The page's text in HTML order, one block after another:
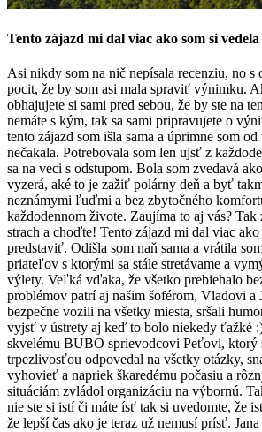
Tento zájazd mi dal viac ako som si
Asi nikdy som na nič nepísala recenziu, no s
pocit, že by som asi mala spraviť výnimku.
obhajujete si sami pred sebou, že by ste na
nemáte s kým, tak sa sami pripravujete o
tento zájazd som išla sama a úprimne som
nečakala. Potrebovala som len ujsť z
sa na veci s odstupom. Bola som zvedavá
vyzerá, aké to je zažiť polárny deň a byť
neznámymi ľuďmi a bez zbytočného
každodennom živote. Zaujíma to aj vás? Tak
strach a choďte! Tento zájazd mi dal viac
predstaviť. Odišla som naň sama a vrátila
priateľov s ktorými sa stále stretávame a
výlety. Veľká vďaka, že všetko prebiehalo
problémov patrí aj našim šoférom, Vladovi a
bezpečne vozili na všetky miesta, sršali
vyjsť v ústrety aj keď to bolo niekedy ťažké
skvelému BUBO sprievodcovi Peťovi, ktorý
trpezlivosťou odpovedal na všetky otázky,
vyhovieť a napriek škaredému počasiu a
situáciám zvládol organizáciu na výbornú.
nie ste si istí či máte ísť tak si uvedomte, že
že lepší čas ako je teraz už nemusí prísť. Jana